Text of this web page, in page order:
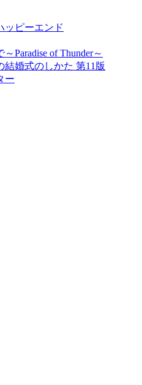
ピーエンド
Paradise of Thunder～
結婚式のしかた 第11版
ー